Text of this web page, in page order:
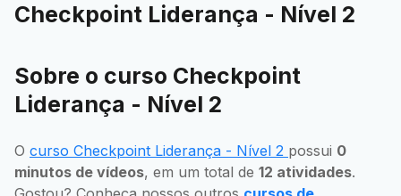
Checkpoint Liderança - Nível 2
Sobre o curso Checkpoint
Liderança - Nível 2
O curso Checkpoint Liderança - Nível 2 possui 0
minutos de vídeos, em um total de 12 atividades.